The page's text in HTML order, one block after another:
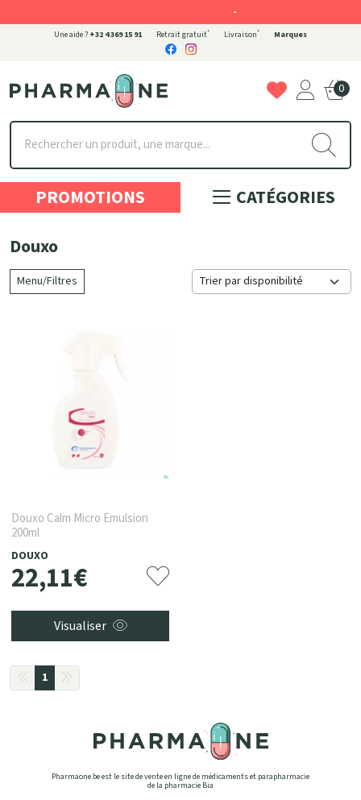
Une aide ? +32 4 369 15 91 Retrait gratuit* Livraison* Marques
Pharmaone Votre pharmacie en ligne à votre service
0
PROMOTIONS
CATÉGORIES
Douxo
Menu/Filtres
Douxo Calm Micro Emulsion
200ml
DOUXO
22,11€
Visualiser
1
Pharmaone.be est le site de vente en ligne de médicaments et parapharmacie
de la pharmacie Bia